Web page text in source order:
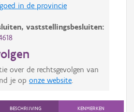
in de provincie
vaststellingsbesluiten:
over de rechtsgevolgen van
je op onze website
BESCHRIJVING KENMERKEN